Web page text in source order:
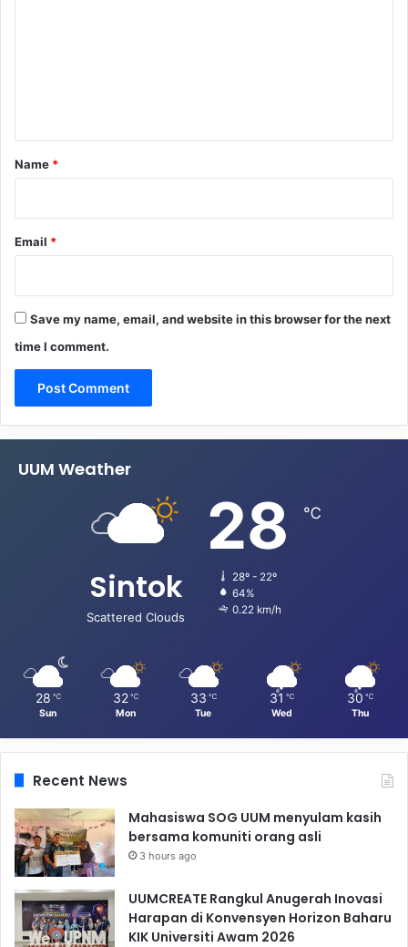
*
Name *
Email *
Save my name, email, and website in this browser for the next
time I comment.
UUM Weather
Sintok
Scattered Clouds
28 ℃
28º - 22º
64%
0.22 km/h
28 ℃
Sun
32 ℃
Mon
33 ℃
Tue
31 ℃
Wed
30 ℃
Thu
Recent News
Mahasiswa SOG UUM menyulam kasih
bersama komuniti orang asli
3 hours ago
UUMCREATE Rangkul Anugerah Inovasi
Harapan di Konvensyen Horizon Baharu
KIK Universiti Awam 2026